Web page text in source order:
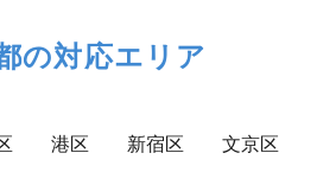
の対応エリア
港区 新宿区 文京区